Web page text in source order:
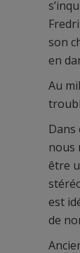
son
en
Au
Dans
nous
être
est
de